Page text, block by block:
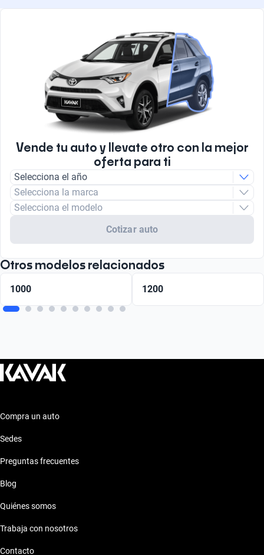
Vende tu auto y llevate otro con la mejor
oferta para ti
Selecciona el año
Selecciona la marca
Selecciona el modelo
Cotizar auto
Otros modelos relacionados
1000 1200
Compra un auto
Sedes
Preguntas frecuentes
Blog
Quiénes somos
Trabaja con nosotros
Contacto